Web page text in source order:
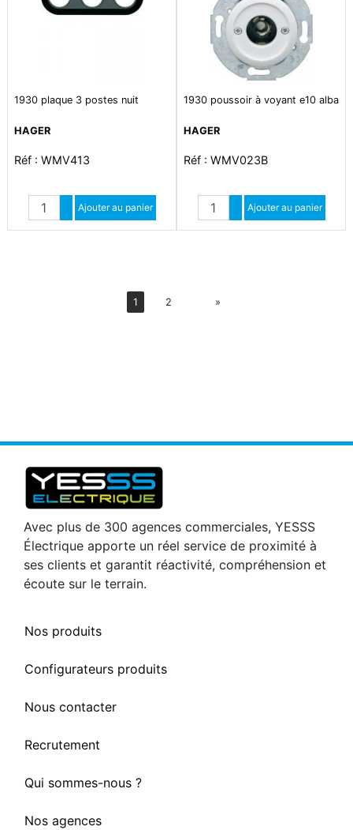
1930 plaque 3 postes nuit
HAGER
Réf : WMV413
Quantité
Augmenter quantité
Diminuer quantité
Ajouter au panier
1930 poussoir à voyant e10 alba
HAGER
Réf : WMV023B
Quantité
Augmenter quantité
Diminuer quantité
Ajouter au panier
1 2 »Suiv
Avec plus de 300 agences commerciales, YESSS
Électrique apporte un réel service de proximité à
ses clients et garantit réactivité, compréhension et
écoute sur le terrain.
Nos produits
Configurateurs produits
Nous contacter
Recrutement
Qui sommes-nous ?
Nos agences